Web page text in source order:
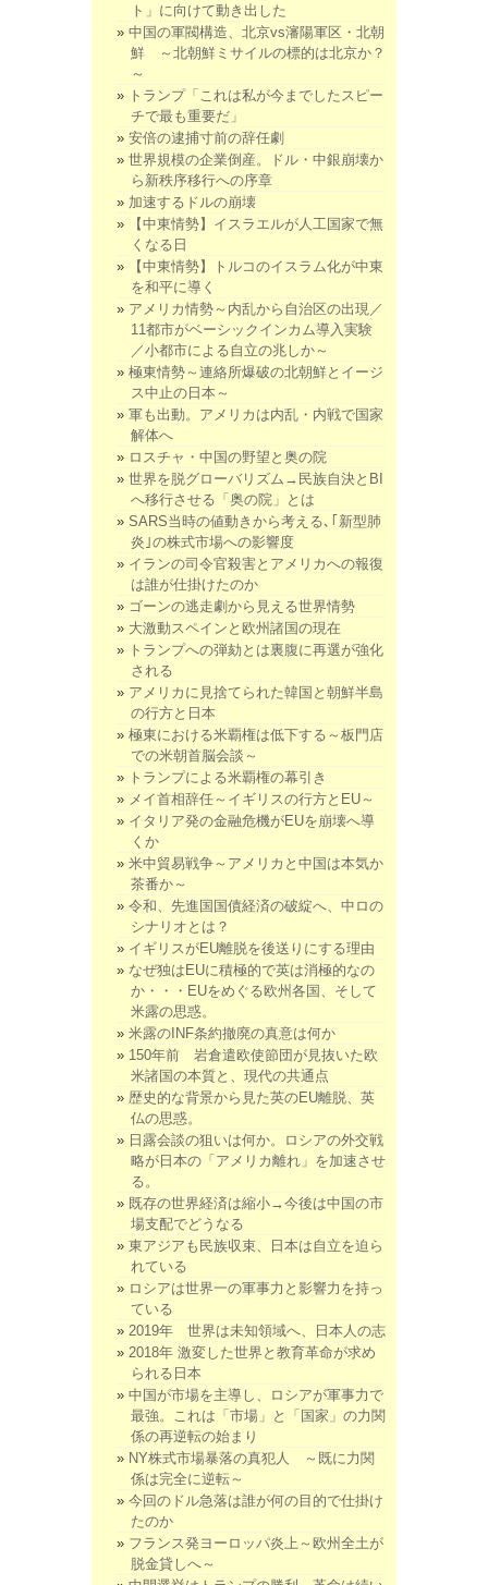
ト」に向けて動き出した
中国の軍閥構造、北京vs瀋陽軍区・北朝
鮮 ～北朝鮮ミサイルの標的は北京か？
～
トランプ「これは私が今までしたスピー
チで最も重要だ」
安倍の逮捕寸前の辞任劇
世界規模の企業倒産。ドル・中銀崩壊か
ら新秩序移行への序章
加速するドルの崩壊
【中東情勢】イスラエルが人工国家で無
くなる日
【中東情勢】トルコのイスラム化が中東
を和平に導く
アメリカ情勢～内乱から自治区の出現／
11都市がベーシックインカム導入実験
／小都市による自立の兆しか～
極東情勢～連絡所爆破の北朝鮮とイージ
ス中止の日本～
軍も出動。アメリカは内乱・内戦で国家
解体へ
ロスチャ・中国の野望と奥の院
世界を脱グローバリズム→民族自決とBI
へ移行させる「奥の院」とは
SARS当時の値動きから考える､｢新型肺
炎｣の株式市場への影響度
イランの司令官殺害とアメリカへの報復
は誰が仕掛けたのか
ゴーンの逃走劇から見える世界情勢
大激動スペインと欧州諸国の現在
トランプへの弾劾とは裏腹に再選が強化
される
アメリカに見捨てられた韓国と朝鮮半島
の行方と日本
極東における米覇権は低下する～板門店
での米朝首脳会談～
トランプによる米覇権の幕引き
メイ首相辞任～イギリスの行方とEU～
イタリア発の金融危機がEUを崩壊へ導
くか
米中貿易戦争～アメリカと中国は本気か
茶番か～
令和、先進国国債経済の破綻へ、中ロの
シナリオとは？
イギリスがEU離脱を後送りにする理由
なぜ独はEUに積極的で英は消極的なの
か・・・EUをめぐる欧州各国、そして
米露の思惑。
米露のINF条約撤廃の真意は何か
150年前 岩倉遣欧使節団が見抜いた欧
米諸国の本質と、現代の共通点
歴史的な背景から見た英のEU離脱、英
仏の思惑。
日露会談の狙いは何か。ロシアの外交戦
略が日本の「アメリカ離れ」を加速させ
る。
既存の世界経済は縮小→今後は中国の市
場支配でどうなる
東アジアも民族収束、日本は自立を迫ら
れている
ロシアは世界一の軍事力と影響力を持っ
ている
2019年 世界は未知領域へ、日本人の志
2018年 激変した世界と教育革命が求め
られる日本
中国が市場を主導し、ロシアが軍事力で
最強。これは「市場」と「国家」の力関
係の再逆転の始まり
NY株式市場暴落の真犯人 ～既に力関
係は完全に逆転～
今回のドル急落は誰が何の目的で仕掛け
たのか
フランス発ヨーロッパ炎上～欧州全土が
脱金貸しへ～